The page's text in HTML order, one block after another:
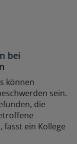
bei
können
sein.
die
ein Kollege